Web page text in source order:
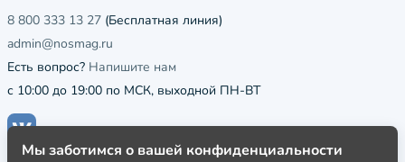
8 800 333 13 27 (Бесплатная линия)
admin@nosmag.ru
Есть вопрос? Напишите нам
с 10:00 до 19:00 по МСК, выходной ПН-ВТ
Мы заботимся о вашей конфиденциальности